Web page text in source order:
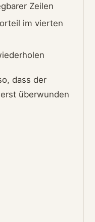
Zeilen
im vierten
dass der
überwunden